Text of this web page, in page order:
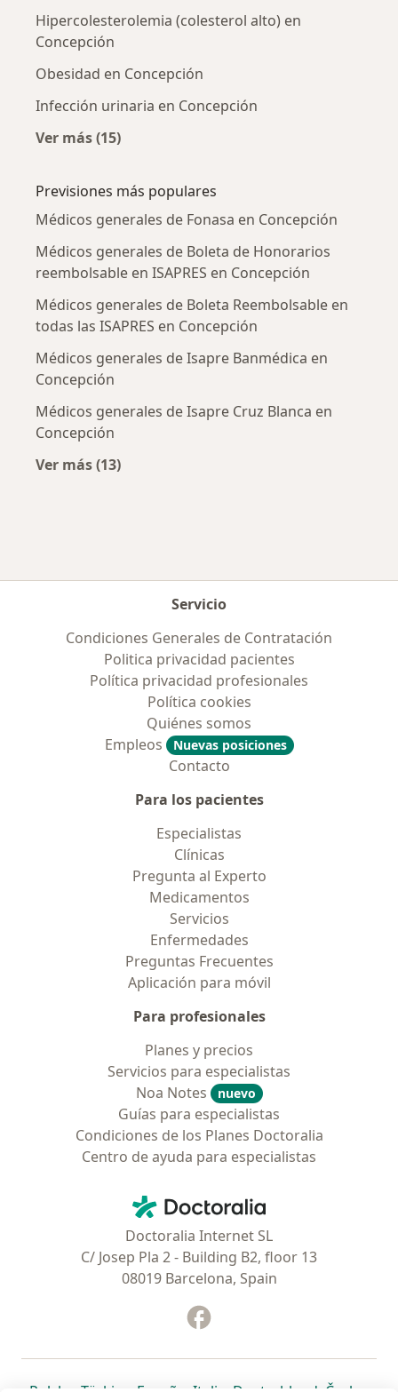
Hipercolesterolemia (colesterol alto) en
Concepción
Obesidad en Concepción
Infección urinaria en Concepción
Ver más (15)
Previsiones más populares
Médicos generales de Fonasa en Concepción
Médicos generales de Boleta de Honorarios
reembolsable en ISAPRES en Concepción
Médicos generales de Boleta Reembolsable en
todas las ISAPRES en Concepción
Médicos generales de Isapre Banmédica en
Concepción
Médicos generales de Isapre Cruz Blanca en
Concepción
Ver más (13)
Servicio
Condiciones Generales de Contratación
Politica privacidad pacientes
Política privacidad profesionales
Política cookies
Quiénes somos
Empleos
Nuevas posiciones
Contacto
Para los pacientes
Especialistas
Clínicas
Pregunta al Experto
Medicamentos
Servicios
Enfermedades
Preguntas Frecuentes
Aplicación para móvil
Para profesionales
Planes y precios
Servicios para especialistas
Noa Notes
nuevo
Guías para especialistas
Condiciones de los Planes Doctoralia
Centro de ayuda para especialistas
Doctoralia - Página de inicio
Doctoralia Internet SL
C/ Josep Pla 2 - Building B2, floor 13
08019 Barcelona, Spain